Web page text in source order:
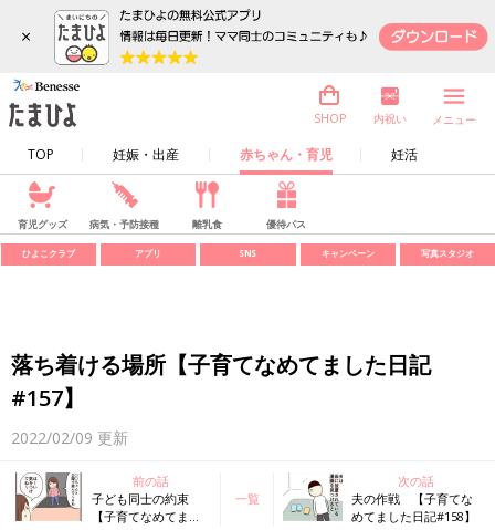
×
TOP 妊娠・出産 赤ちゃん・育児 妊活
SHOP 内祝い メニュー
育児グッズ 病気・予防接種 離乳食 優待パス
ひよこクラブ アプリ SNS キャンペーン 写真スタジオ
落ち着ける場所【子育てなめてました日記
#157】
2022/02/09 更新
前の話
子ども同士の約束
【子育てなめてまし
一覧
次の話
夫の作戦 【子育てな
めてました日記#158】